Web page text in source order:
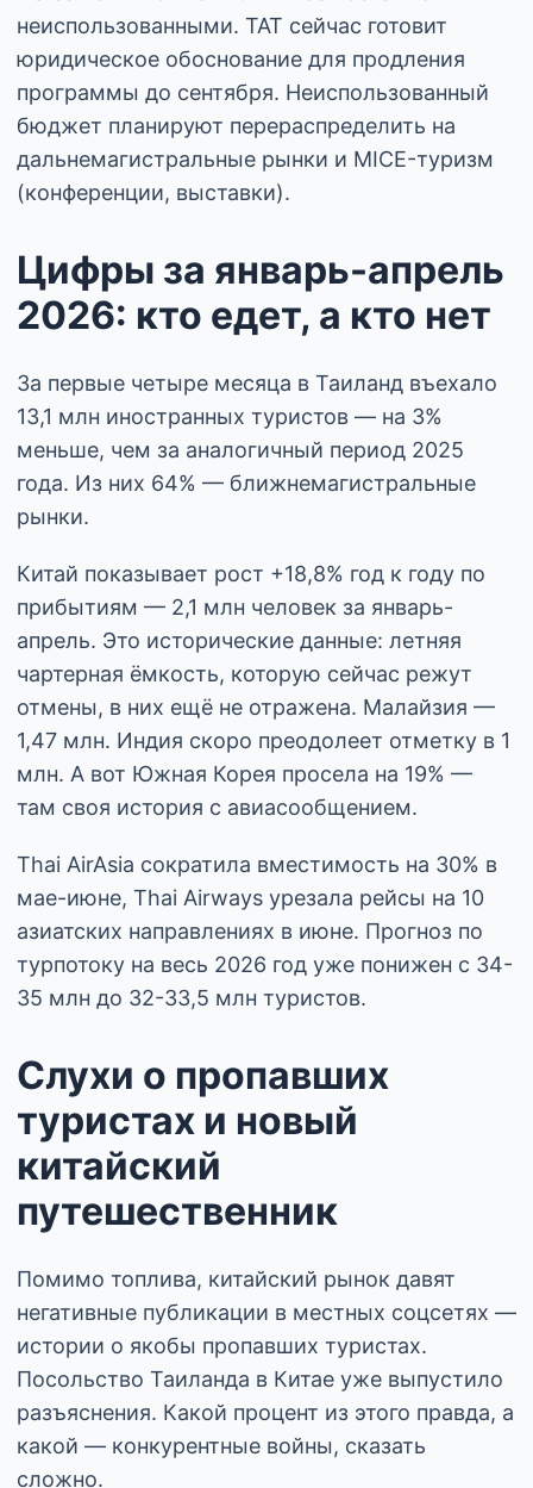
неиспользованными. TAT сейчас готовит
юридическое обоснование для продления
программы до сентября. Неиспользованный
бюджет планируют перераспределить на
дальнемагистральные рынки и MICE-туризм
(конференции, выставки).
Цифры за январь-апрель
2026: кто едет, а кто нет
За первые четыре месяца в Таиланд въехало
13,1 млн иностранных туристов — на 3%
меньше, чем за аналогичный период 2025
года. Из них 64% — ближнемагистральные
рынки.
Китай показывает рост +18,8% год к году по
прибытиям — 2,1 млн человек за январь-
апрель. Это исторические данные: летняя
чартерная ёмкость, которую сейчас режут
отмены, в них ещё не отражена. Малайзия —
1,47 млн. Индия скоро преодолеет отметку в 1
млн. А вот Южная Корея просела на 19% —
там своя история с авиасообщением.
Thai AirAsia сократила вместимость на 30% в
мае-июне, Thai Airways урезала рейсы на 10
азиатских направлениях в июне. Прогноз по
турпотоку на весь 2026 год уже понижен с 34-
35 млн до 32-33,5 млн туристов.
Слухи о пропавших
туристах и новый
китайский
путешественник
Помимо топлива, китайский рынок давят
негативные публикации в местных соцсетях —
истории о якобы пропавших туристах.
Посольство Таиланда в Китае уже выпустило
разъяснения. Какой процент из этого правда, а
какой — конкурентные войны, сказать
сложно.